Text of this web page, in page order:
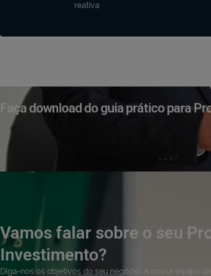
reativa
Faça download do guia prático para
Vamos falar sobre o seu
Investimento?
Diga-nos os objetivos do seu negócio. A nossa equipa